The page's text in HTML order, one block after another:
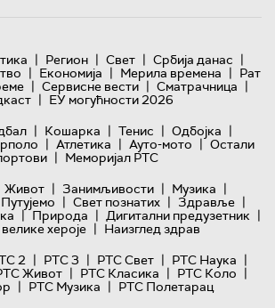
| Регион | Свет | Србија данас |
| Економија | Мерила времена | Рат
| Сервисне вести | Сматрачница |
| ЕУ могућности 2026
| Кошарка | Тенис | Одбојка |
| Атлетика | Ауто-мото | Остали
| Меморијал РТС
Живот | Занимљивости | Музика |
Путујемо | Свет познатих | Здравље |
| Природа | Дигитални предузетник |
хероје | Наизглед здрав
2 | РТС 3 | РТС Свет | РТС Наука |
Живот | РТС Класика | РТС Коло |
| РТС Музика | РТС Полетарац